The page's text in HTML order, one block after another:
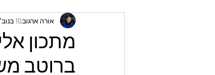
מתכון
ברוטב
אורה ארגוב10 בנוב׳ 2024